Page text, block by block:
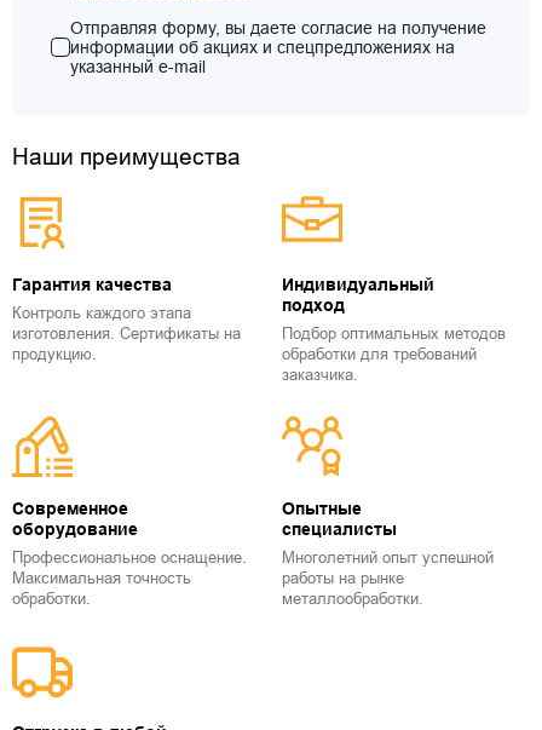
Отправляя форму, вы даете согласие на получение
информации об акциях и спецпредложениях на
указанный e-mail
Наши преимущества
Гарантия качества
Контроль каждого этапа
изготовления. Сертификаты на
продукцию.
Индивидуальный
подход
Подбор оптимальных методов
обработки для требований
заказчика.
Современное
оборудование
Профессиональное оснащение.
Максимальная точность
обработки.
Опытные
специалисты
Многолетний опыт успешной
работы на рынке
металлообработки.